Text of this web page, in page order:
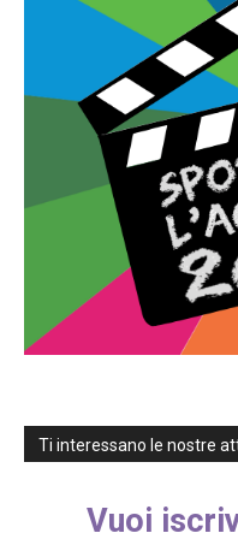
Ti interessano le nostre
Vuoi